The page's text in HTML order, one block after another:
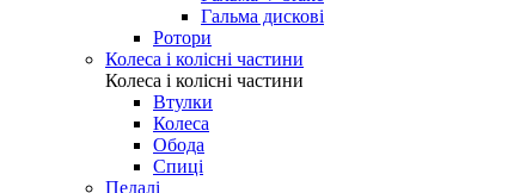
Гальма дискові
Ротори
Колеса і колісні частини
Колеса і колісні частини
Втулки
Колеса
Обода
Спиці
Педалі